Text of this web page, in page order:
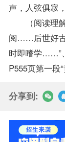
声，人弦俱寂
（阅读理解
阅……后世好古
时即嗜学……”
P555页第一段
分享到: